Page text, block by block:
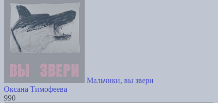
Мальчики, вы звери
Оксана Тимофеева
990